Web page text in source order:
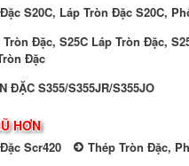
S20C, Láp Tròn Đặc S20C,
Tròn Đặc, S25C Láp Tròn Đặc,
Đặc
ĐẶC S355/S355JR/S355JO
HƠN
Scr420
Thép Tròn Đặc,